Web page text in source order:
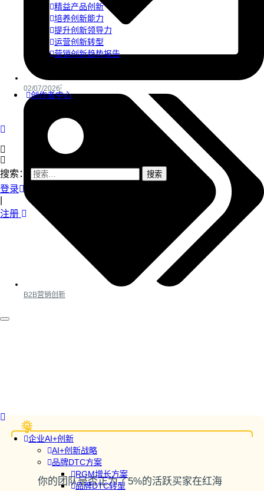
精益产品创新
培养创新能力
提升创新领导力
运营创新转型
营销创新趋势报告
创作者中心
搜索：
登录
注册
企业AI+创新
AI+创新战略
品牌DTC方案
RGM增长方案
品牌DTC转型
02/07/2026
B2B营销创新
你的团队是否正为了5%的活跃买家在红海